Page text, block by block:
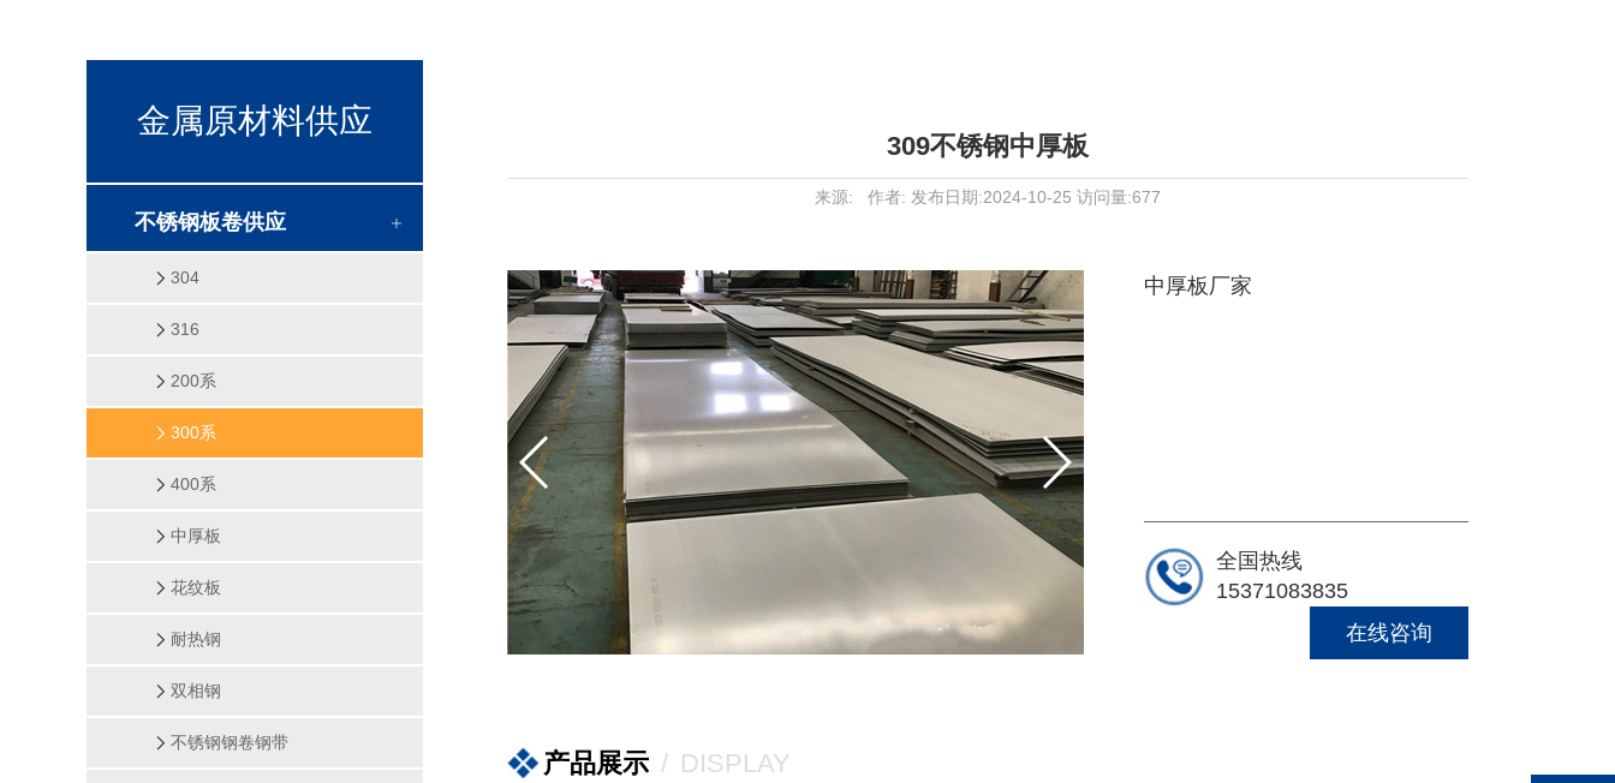
金属原材料供应
不锈钢板卷供应
304
316
200系
300系
400系
中厚板
花纹板
耐热钢
双相钢
不锈钢钢卷钢带
309不锈钢中厚板
来源: 作者: 发布日期:2024-10-25 访问量:677
中厚板厂家
全国热线
15371083835
在线咨询
产品展示 / DISPLAY